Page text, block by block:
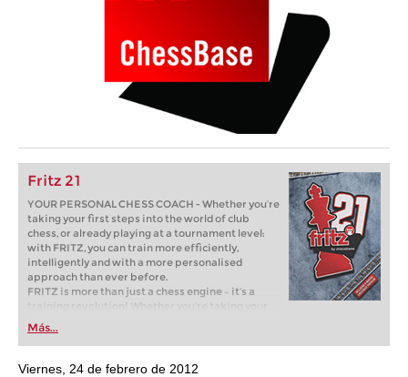
Fritz 21
YOUR PERSONAL CHESS COACH - Whether you’re
taking your first steps into the world of club
chess, or already playing at a tournament level:
with FRITZ, you can train more efficiently,
intelligently and with a more personalised
approach than ever before.
FRITZ is more than just a chess engine – it’s a
training revolution! Whether you’re taking your
first steps into the world of club chess, or already
playing at a tournament level: with FRITZ, you can
train more efficiently, intelligently and with a
more personalised approach than ever before.
Más...
Viernes, 24 de febrero de 2012